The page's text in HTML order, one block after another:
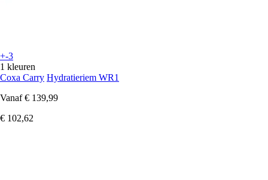
+-3
1 kleuren
Coxa Carry Hydratieriem WR1
Vanaf € 139,99
€ 102,62